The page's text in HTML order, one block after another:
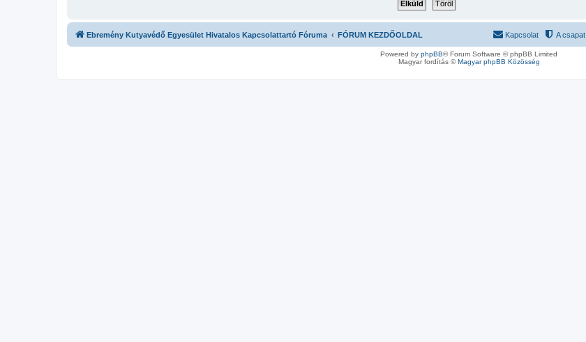
Ebremény Kutyavédő Egyesület Hivatalos Kapcsolattartó Fóruma FÓRUM KEZDŐOLDAL A csapat
Kapcsolat
Powered by phpBB® Forum Software © phpBB Limited
Magyar fordítás ©Magyar phpBB Közösség